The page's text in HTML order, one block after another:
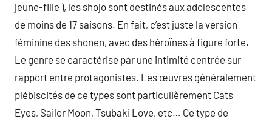
jeune-fille ), les shojo sont destinés aux adolescentes
de moins de 17 saisons. En fait, c’est juste la version
féminine des shonen, avec des héroïnes à figure forte.
Le genre se caractérise par une intimité centrée sur
rapport entre protagonistes. Les œuvres généralement
plébiscités de ce types sont particulièrement Cats
Eyes, Sailor Moon, Tsubaki Love, etc… Ce type de